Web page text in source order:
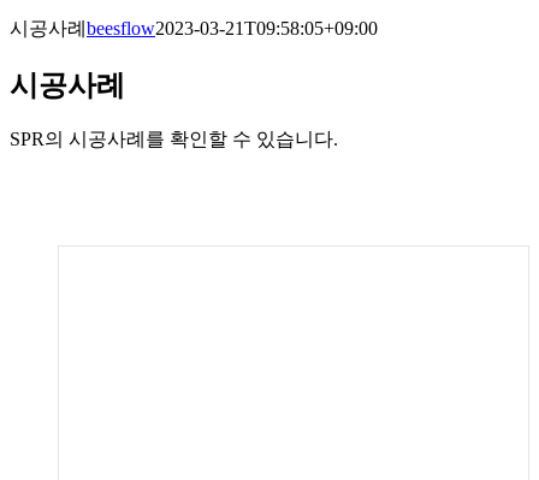
시공사례 beesflow2023-03-21T09:58:05+09:00
시공사례
SPR의 시공사례를 확인할 수 있습니다.